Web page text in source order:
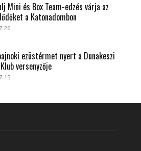
Mini és Box Team-edzés várja az
a Katonadombon
26
ezüstérmet nyert a Dunakeszi
versenyzője
15